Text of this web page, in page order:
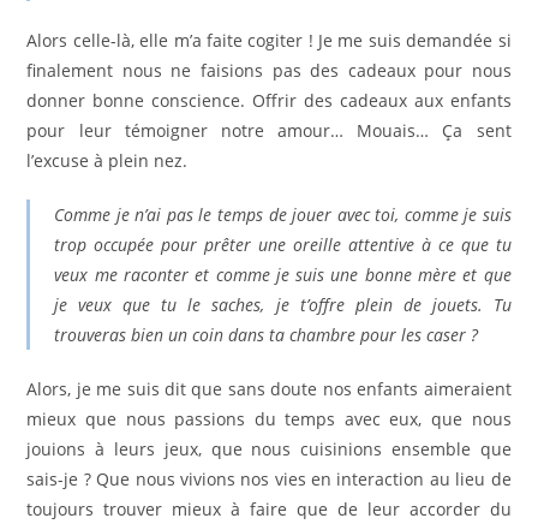
Alors celle-là, elle m’a faite cogiter ! Je me suis demandée si
finalement nous ne faisions pas des cadeaux pour nous
donner bonne conscience. Offrir des cadeaux aux enfants
pour leur témoigner notre amour… Mouais… Ça sent
l’excuse à plein nez.
Comme je n’ai pas le temps de jouer avec toi, comme je suis
trop occupée pour prêter une oreille attentive à ce que tu
veux me raconter et comme je suis une bonne mère et que
je veux que tu le saches, je t’offre plein de jouets. Tu
trouveras bien un coin dans ta chambre pour les caser ?
Alors, je me suis dit que sans doute nos enfants aimeraient
mieux que nous passions du temps avec eux, que nous
jouions à leurs jeux, que nous cuisinions ensemble que
sais-je ? Que nous vivions nos vies en interaction au lieu de
toujours trouver mieux à faire que de leur accorder du